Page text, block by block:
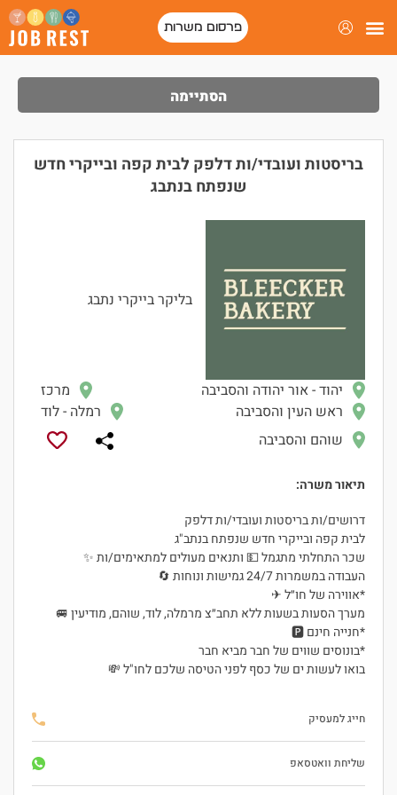
פרסום משרות
הסתיימה
בריסטות ועובדי/ות דלפק לבית קפה ובייקרי חדש
שנפתח בנתבג
בליקר בייקרי נתבג
יהוד - אור יהודה והסביבה
מרכז
ראש העין והסביבה
רמלה - לוד
שוהם והסביבה
תיאור משרה:
דרושים/ות בריסטות ועובדי/ות דלפק
לבית קפה ובייקרי חדש שנפתח בנתב"ג
שכר התחלתי מתגמל 💵 ותנאים מעולים למתאימים/ות ✨
העבודה במשמרות 24/7 גמישות ונוחות 🔄
*אווירה של חו״ל ✈
מערך הסעות בשעות ללא תחב״צ מרמלה, לוד, שוהם, מודיעין 🚐
*חנייה חינם 🅿
*בונוסים שווים של חבר מביא חבר
בואו לעשות ים של כסף לפני הטיסה שלכם לחו"ל 💸
חייג למעסיק
שליחת וואטסאפ